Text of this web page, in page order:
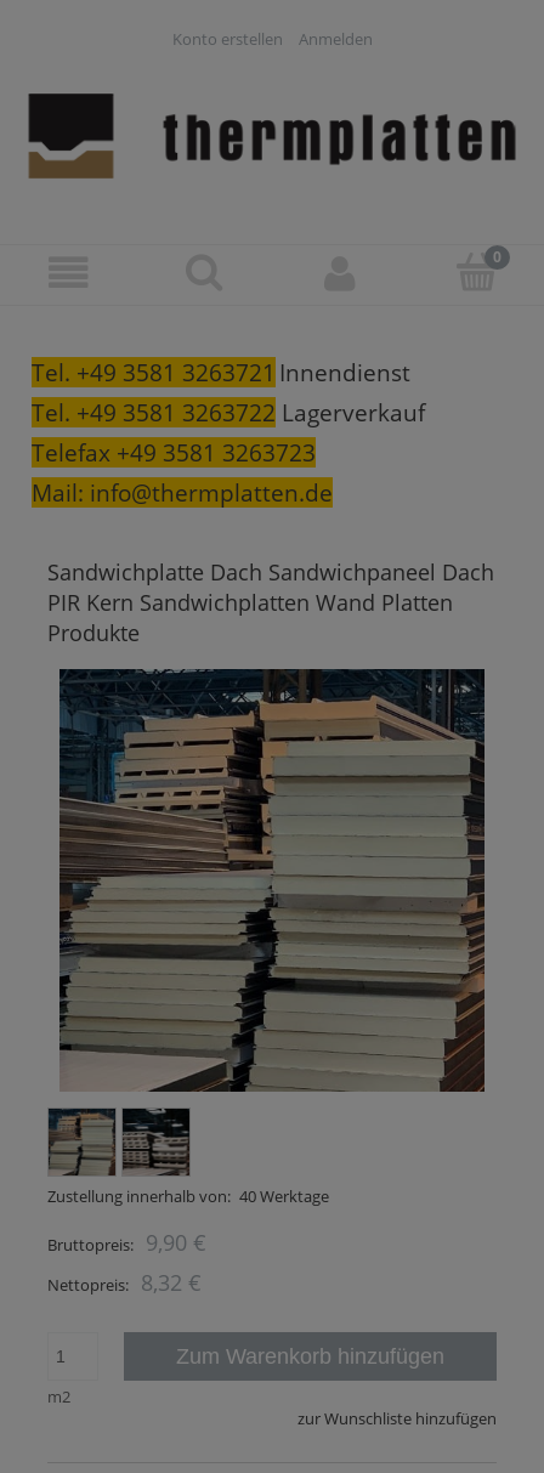
Konto erstellen Anmelden
Tel. +49 3581 3263721 Innendienst
Tel. +49 3581 3263722 Lagerverkauf
Telefax +49 3581 3263723
Mail: info@thermplatten.de
Sandwichplatte Dach Sandwichpaneel Dach
PIR Kern Sandwichplatten Wand Platten
Produkte
Zustellung innerhalb von: 40 Werktage
Bruttopreis: 9,90 €
Nettopreis: 8,32 €
m2
Zum Warenkorb hinzufügen
zur Wunschliste hinzufügen